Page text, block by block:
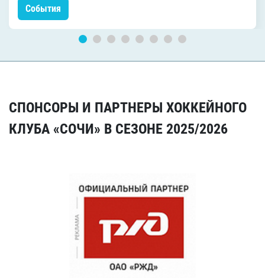
События
СПОНСОРЫ И ПАРТНЕРЫ ХОККЕЙНОГО
КЛУБА «СОЧИ» В СЕЗОНЕ 2025/2026